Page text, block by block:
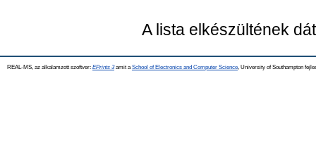
A lista elkészültének
REAL-MS, az alkalamzott szoftver: EPrints 3amit a School of Electronics and Computer Science , University of Southampton